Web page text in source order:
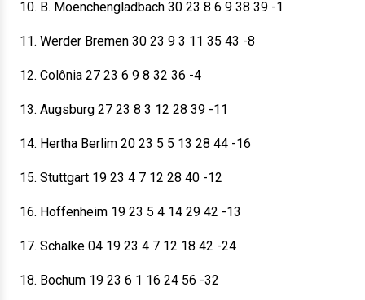
10. B. Moenchengladbach 30 23 8 6 9 38 39 -1
11. Werder Bremen 30 23 9 3 11 35 43 -8
12. Colônia 27 23 6 9 8 32 36 -4
13. Augsburg 27 23 8 3 12 28 39 -11
14. Hertha Berlim 20 23 5 5 13 28 44 -16
15. Stuttgart 19 23 4 7 12 28 40 -12
16. Hoffenheim 19 23 5 4 14 29 42 -13
17. Schalke 04 19 23 4 7 12 18 42 -24
18. Bochum 19 23 6 1 16 24 56 -32